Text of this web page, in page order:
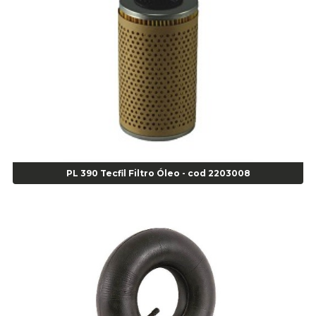
Alicate para Anéis Externos Bico Reto - Gedore A2 - Cod 00894
Alicate para Anéis Externos com Bico Curvo - Gedore A21 - Cod 00895
Alicate para Anéis Internos Bico Curvo - Gedore J21 - Cod 00893
Alicate para Anéis Tipo Trava Câmbio 8134 Gedore - Cod 02008
Alicate para Balanceamento - Cod 03078
Alicate para trava de cambio 398 11" - Corneta - Cod 03113
Alicate Universal - Cod 01718
Alicate Universal 8" Gedore - Cod 00133
Anel Centralizador Fiat 4 pçs - Amarelo - Cod 00517
Anel Centralizador Peugeot 4pçs - Branco - Cod 01466
Anel Centralizador Renault 4pçs - Marrom - Cod 01467
Anel Centralizador Toyota 4pçs - Preto - Cod 01335
Anel Centralizador VW 4pçs - Laranja - Cod 00520
Anel de vedação Jumbo OR-224 TG - Cod: 03749
PL 390 Tecfil Filtro Óleo - cod 2203008